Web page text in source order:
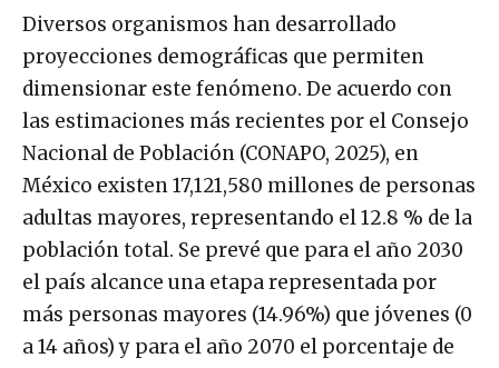
Diversos organismos han desarrollado
proyecciones demográficas que permiten
dimensionar este fenómeno. De acuerdo con
las estimaciones más recientes por el Consejo
Nacional de Población (CONAPO, 2025), en
México existen 17,121,580 millones de personas
adultas mayores, representando el 12.8 % de la
población total. Se prevé que para el año 2030
el país alcance una etapa representada por
más personas mayores (14.96%) que jóvenes (0
a 14 años) y para el año 2070 el porcentaje de